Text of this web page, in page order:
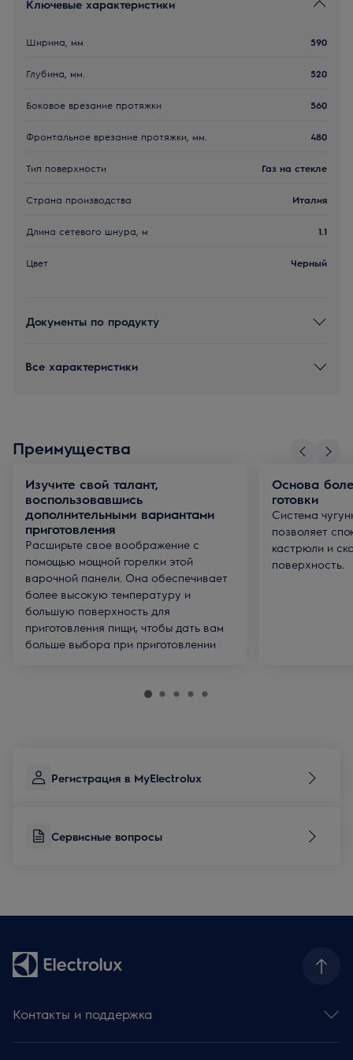
Ключевые характеристики
Ширина, мм 590
Глубина, мм. 520
Боковое врезание протяжки 560
Фронтальное врезание протяжки, мм. 480
Тип поверхности Газ на стекле
Страна производства Италия
Длина сетевого шнура, м 1.1
Цвет Черный
Документы по продукту
Все характеристики
Преимущества
Изучите свой талант,
воспользовавшись
дополнительными вариантами
приготовления
Расширьте свое воображение с
помощью мощной горелки этой
варочной панели. Она обеспечивает
более высокую температуру и
большую поверхность для
приготовления пищи, чтобы дать вам
больше выбора при приготовлении
Основа
готовки
Система
позволяет
кастрюли и
поверхность.
Регистрация в MyElectrolux
Сервисные вопросы
Контакты и поддержка